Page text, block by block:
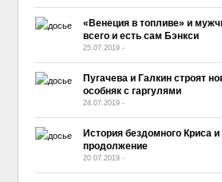
«Венеция в топливе» и
всего и есть сам Бэнкси
25.07.2019 -
Пугачева и Галкин строят
особняк с гаргулями
24.07.2019 -
История бездомного Криса
продолжение
20.07.2019 -